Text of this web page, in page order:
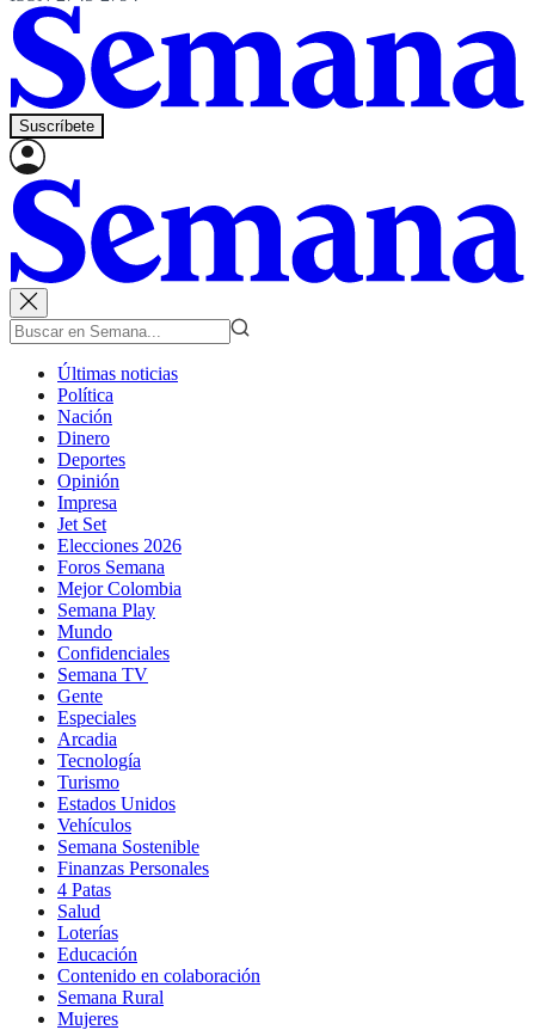
Suscríbete
Últimas noticias
Política
Nación
Dinero
Deportes
Opinión
Impresa
Jet Set
Elecciones 2026
Foros Semana
Mejor Colombia
Semana Play
Mundo
Confidenciales
Semana TV
Gente
Especiales
Arcadia
Tecnología
Turismo
Estados Unidos
Vehículos
Semana Sostenible
Finanzas Personales
4 Patas
Salud
Loterías
Educación
Contenido en colaboración
Semana Rural
Mujeres